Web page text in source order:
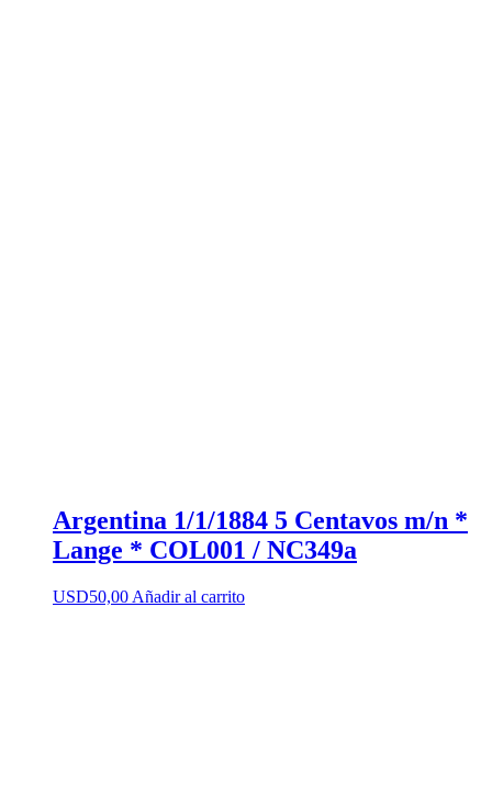
Argentina 1/1/1884 5 Centavos m/n *
Lange * COL001 / NC349a
USD50,00 Añadir al carrito